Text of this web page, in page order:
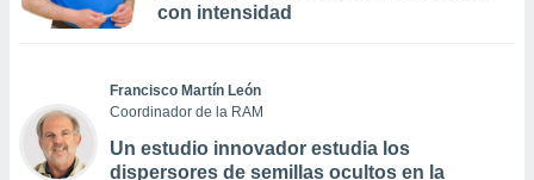
con intensidad
Francisco Martín León
Coordinador de la RAM
Un estudio innovador estudia los
dispersores de semillas ocultos en la